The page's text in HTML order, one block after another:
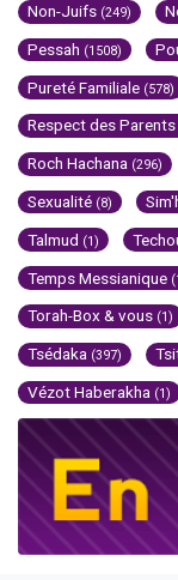
Non-Juifs (249)
Pessah (1508)
Pureté Familiale (578)
Respect des Parents
Roch Hachana (296)
Sexualité (8)
Talmud (1)
Temps Messianique
Torah-Box & vous (1)
Tsédaka (397)
Vézot Haberakha (1)